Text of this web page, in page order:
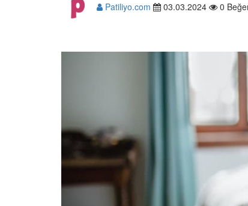
Patiliyo.com 03.03.2024 0
Özellikleri
26.05.2020
Tüm İnsanların
Gereken 26
22.05.2020
Anne Kedi
Reddeder ve Terk